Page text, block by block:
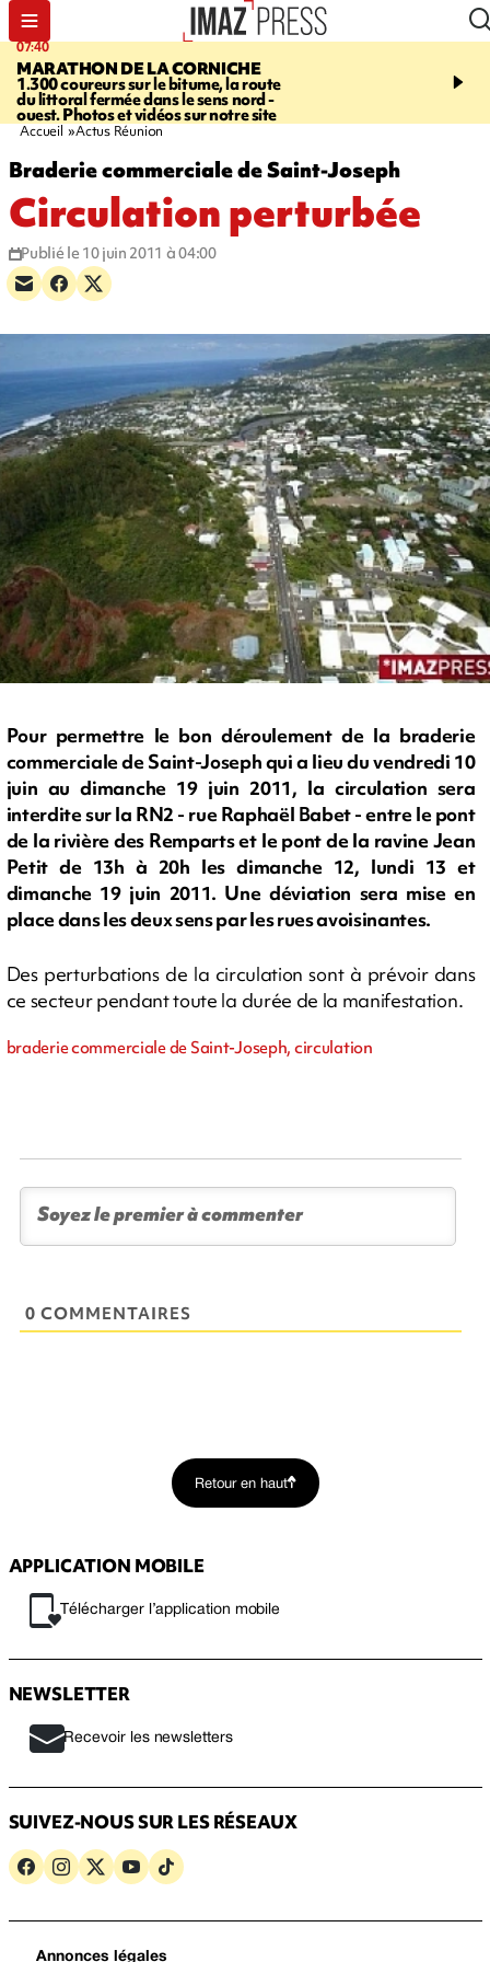
07:40
MARATHON DE LA CORNICHE
1.300 coureurs sur le bitume, la route
du littoral fermée dans le sens nord -
ouest. Photos et vidéos sur notre site
10:33
l’enfance - une
Accueil Actus Réunion
Braderie commerciale de Saint-Joseph
Circulation perturbée
Publié le 10 juin 2011 à 04:00
Pour permettre le bon déroulement de la braderie
commerciale de Saint-Joseph qui a lieu du vendredi 10
juin au dimanche 19 juin 2011, la circulation sera
interdite sur la RN2 - rue Raphaël Babet - entre le pont
de la rivière des Remparts et le pont de la ravine Jean
Petit de 13h à 20h les dimanche 12, lundi 13 et
dimanche 19 juin 2011. Une déviation sera mise en
place dans les deux sens par les rues avoisinantes.
Des perturbations de la circulation sont à prévoir dans
ce secteur pendant toute la durée de la manifestation.
braderie commerciale de Saint-Joseph, circulation
0 COMMENTAIRES
Retour en haut
APPLICATION MOBILE
Télécharger l’application mobile
NEWSLETTER
Recevoir les newsletters
SUIVEZ-NOUS SUR LES RÉSEAUX
Annonces légales